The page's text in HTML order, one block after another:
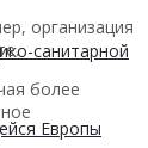
санитарной
Европы
организация
более